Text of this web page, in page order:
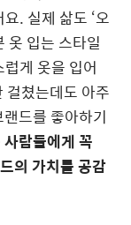
요. 실제 삶도 ‘오
옷 입는 스타일
럽게 옷을 입어
걸쳤는데도 아주
드를 좋아하기
람들에게 꼭
의 가치를 공감